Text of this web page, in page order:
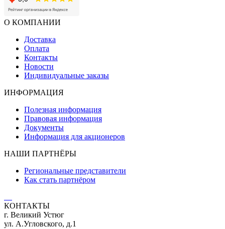
О КОМПАНИИ
Доставка
Оплата
Контакты
Новости
Индивидуальные заказы
ИНФОРМАЦИЯ
Полезная информация
Правовая информация
Документы
Информация для акционеров
НАШИ ПАРТНЁРЫ
Региональные представители
Как стать партнёром
КОНТАКТЫ
г. Великий Устюг
ул. А.Угловского, д.1